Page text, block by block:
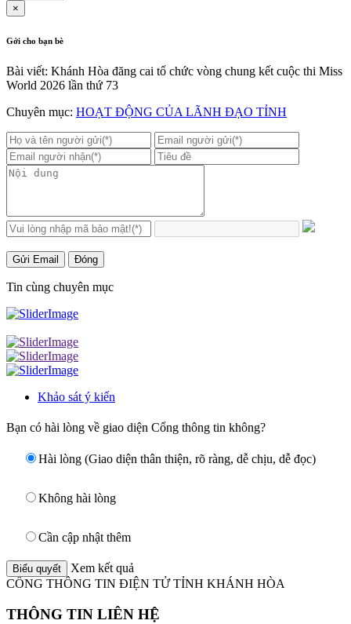
×
Gởi cho bạn bè
Bài viết: Khánh Hòa đăng cai tổ chức vòng chung kết cuộc thi Miss
World 2026 lần thứ 73
Chuyên mục: HOẠT ĐỘNG CỦA LÃNH ĐẠO TỈNH
Gửi Email Đóng
Tin cùng chuyên mục
Khảo sát ý kiến
Bạn có hài lòng về giao diện Cổng thông tin không?
Hài lòng (Giao diện thân thiện, rõ ràng, dễ chịu, dễ đọc)
Không hài lòng
Cần cập nhật thêm
Xem kết quả
CỔNG THÔNG TIN ĐIỆN TỬ TỈNH KHÁNH HÒA
THÔNG TIN LIÊN HỆ